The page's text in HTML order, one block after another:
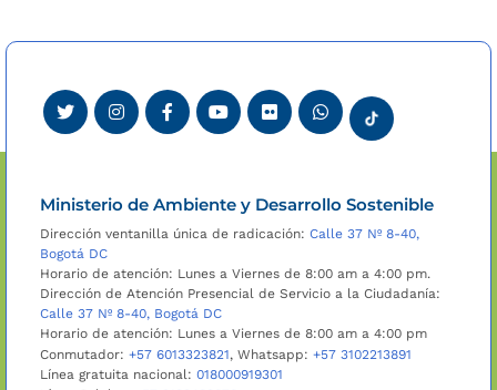
Ministerio de Ambiente y Desarrollo Sostenible
Dirección ventanilla única de radicación: Calle 37 Nº 8-40,
Bogotá DC
Horario de atención: Lunes a Viernes de 8:00 am a 4:00 pm.
Dirección de Atención Presencial de Servicio a la Ciudadanía:
Calle 37 Nº 8-40, Bogotá DC
Horario de atención: Lunes a Viernes de 8:00 am a 4:00 pm
Conmutador: +57 6013323821, Whatsapp: +57 3102213891
Línea gratuita nacional: 018000919301